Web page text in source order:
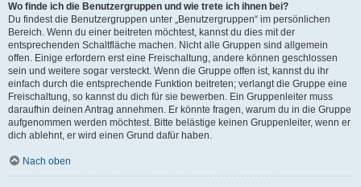
Wo finde ich die Benutzergruppen und wie trete ich ihnen bei?
Du findest die Benutzergruppen unter „Benutzergruppen“ im persönlichen
Bereich. Wenn du einer beitreten möchtest, kannst du dies mit der
entsprechenden Schaltfläche machen. Nicht alle Gruppen sind allgemein
offen. Einige erfordern erst eine Freischaltung, andere können geschlossen
sein und weitere sogar versteckt. Wenn die Gruppe offen ist, kannst du ihr
einfach durch die entsprechende Funktion beitreten; verlangt die Gruppe eine
Freischaltung, so kannst du dich für sie bewerben. Ein Gruppenleiter muss
daraufhin deinen Antrag annehmen. Er könnte fragen, warum du in die Gruppe
aufgenommen werden möchtest. Bitte belästige keinen Gruppenleiter, wenn er
dich ablehnt, er wird einen Grund dafür haben.
Nach oben